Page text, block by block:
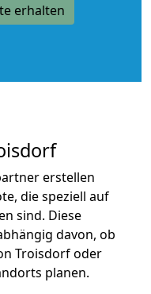
erhalten
erstellen
die speziell auf
sind. Diese
davon, ob
Troisdorf oder
planen.